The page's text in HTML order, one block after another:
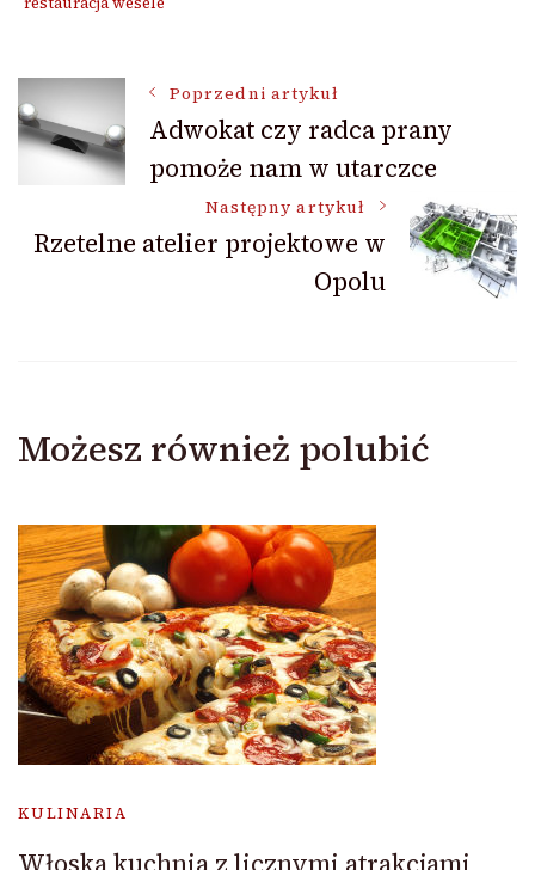
Nawigacja
wpisu
Poprzedni artykuł
Adwokat czy radca prany
pomoże nam w utarczce
Następny artykuł
Rzetelne atelier projektowe w
Opolu
Możesz również polubić
KULINARIA